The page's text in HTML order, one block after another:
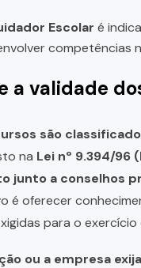
Escolar é
competências
a validade
são
na Lei nº 9.394/96
junto a conselhos
é oferecer
para o
ou a empresa